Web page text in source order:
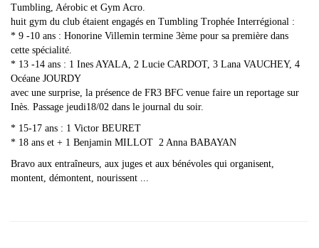
Tumbling, Aérobic et Gym Acro.
huit gym du club étaient engagés en Tumbling Trophée Interrégional :
* 9 -10 ans : Honorine Villemin termine 3ème pour sa première dans
cette spécialité.
* 13 -14 ans : 1 Ines AYALA, 2 Lucie CARDOT, 3 Lana VAUCHEY, 4
Océane JOURDY
avec une surprise, la présence de FR3 BFC venue faire un reportage sur
Inès. Passage jeudi18/02 dans le journal du soir.
* 15-17 ans : 1 Victor BEURET
* 18 ans et + 1 Benjamin MILLOT 2 Anna BABAYAN
Bravo aux entraîneurs, aux juges et aux bénévoles qui organisent,
montent, démontent, nourissent ...